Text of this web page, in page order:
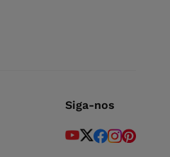
Siga-nos